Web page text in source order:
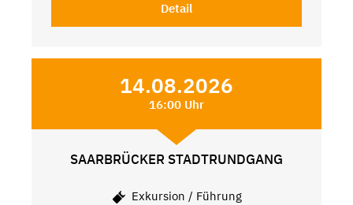
Detail
14.08.2026
16:00 Uhr
SAARBRÜCKER STADTRUNDGANG
Exkursion / Führung